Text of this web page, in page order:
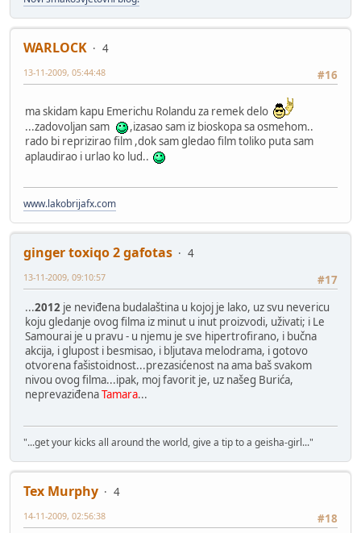
WARLOCK
4
#16
13-11-2009, 05:44:48
ma skidam kapu Emerichu Rolandu za remek delo
...zadovoljan sam
,izasao sam iz bioskopa sa osmehom..
rado bi reprizirao film ,dok sam gledao film toliko puta sam
aplaudirao i urlao ko lud..
www.lakobrijafx.com
ginger toxiqo 2 gafotas
4
#17
13-11-2009, 09:10:57
...2012 je neviđena budalaština u kojoj je lako, uz svu nevericu
koju gledanje ovog filma iz minut u inut proizvodi, uživati; i Le
Samourai je u pravu - u njemu je sve hipertrofirano, i bučna
akcija, i glupost i besmisao, i bljutava melodrama, i gotovo
otvorena fašistoidnost...prezasićenost na ama baš svakom
nivou ovog filma...ipak, moj favorit je, uz našeg Burića,
neprevaziđenaTamara...
"...get your kicks all around the world, give a tip to a geisha-girl..."
Tex Murphy
4
#18
14-11-2009, 02:56:38